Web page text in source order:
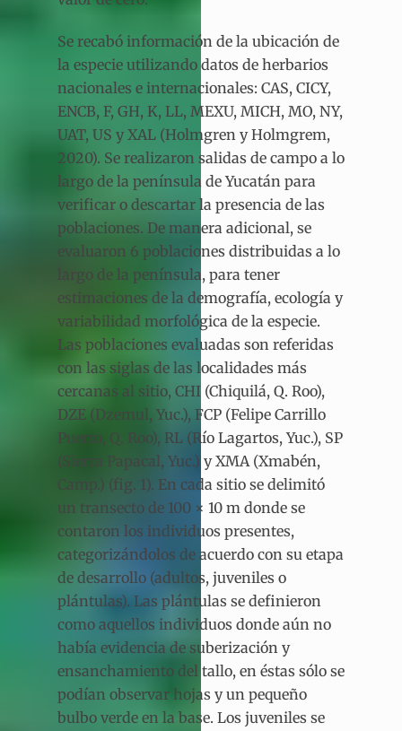
Se recabó información de la ubicación de
la especie utilizando datos de herbarios
nacionales e internacionales: CAS, CICY,
ENCB, F, GH, K, LL, MEXU, MICH, MO, NY,
UAT, US y XAL (Holmgren y Holmgrem,
2020). Se realizaron salidas de campo a lo
largo de la península de Yucatán para
verificar o descartar la presencia de las
poblaciones. De manera adicional, se
evaluaron 6 poblaciones distribuidas a lo
largo de la península, para tener
estimaciones de la demografía, ecología y
variabilidad morfológica de la especie.
Las poblaciones evaluadas son referidas
con las siglas de las localidades más
cercanas al sitio, CHI (Chiquilá, Q. Roo),
DZE (Dzemul, Yuc.), FCP (Felipe Carrillo
Puerto, Q. Roo), RL (Río Lagartos, Yuc.), SP
(Sierra Papacal, Yuc.) y XMA (Xmabén,
Camp.) (fig. 1). En cada sitio se delimitó
un transecto de 100 × 10 m donde se
contaron los individuos presentes,
categorizándolos de acuerdo con su etapa
de desarrollo (adultos, juveniles o
plántulas). Las plántulas se definieron
como aquellos individuos donde aún no
había evidencia de suberización y
ensanchamiento del tallo, en éstas sólo se
podían observar hojas y un pequeño
bulbo verde en la base. Los juveniles se